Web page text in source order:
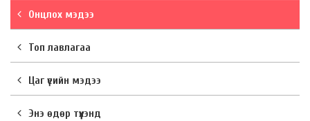
Онцлох мэдээ
Топ лавлагаа
Цаг үеийн мэдээ
Энэ өдөр түүхэнд